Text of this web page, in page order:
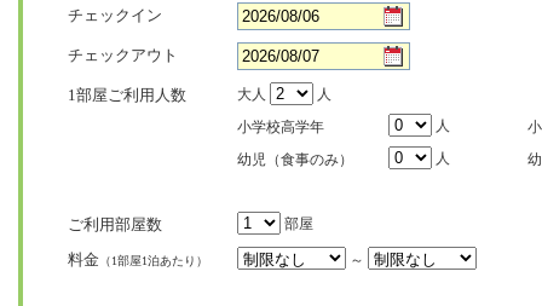
チェックイン
チェックアウト
1部屋ご利用人数 大人
人
小学校高学年
人
幼児（食事のみ）
人
ご利用部屋数 部屋
料金 （1部屋1泊あたり） ～